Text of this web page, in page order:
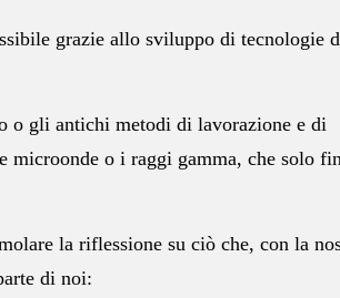
grazie allo sviluppo di tecnologie
o gli antichi metodi di lavorazione e di
microonde o i raggi gamma, che solo
la riflessione su ciò che, con la
di noi: